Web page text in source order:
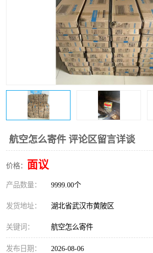
航空怎么寄件 评论区留言详谈
价格： 面议
产品数量： 9999.00个
发货地址： 湖北省武汉市黄陂区
关键词： 航空怎么寄件
发布日期： 2026-08-06